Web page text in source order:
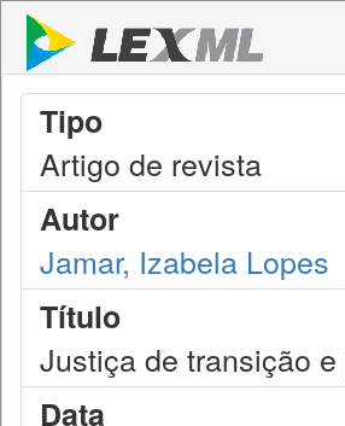
Tipo
Artigo de revista
Autor
Jamar, Izabela Lopes
Título
Justiça de transição
Data